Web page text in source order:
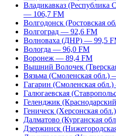
Владикавказ
— 106,7 FM
Волгодонск (Ростовская
Волгоград — 92,6 FM
Волноваха (ДНР) — 99,5
Вологда — 96,0 FM
Воронеж — 89,4 FM
Вышний Волочек
Вязьма (Смоленская обл.)
Гагарин (Смоленская
Галюгаевская
Геленджик
Геническ (Херсонская
Далматово (Курганская
Дзержинск